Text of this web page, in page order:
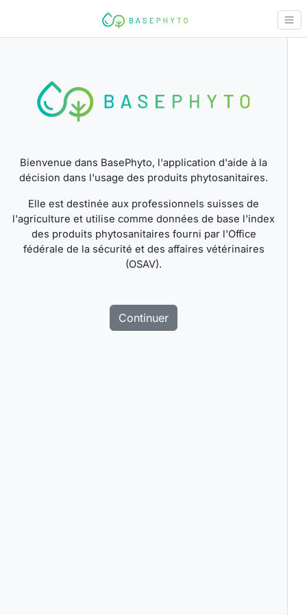
Bienvenue dans BasePhyto, l'application d'aide à la
décision dans l'usage des produits phytosanitaires.
Elle est destinée aux professionnels suisses de
l'agriculture et utilise comme données de base l'index
des produits phytosanitaires fourni par l'Office
fédérale de la sécurité et des affaires vétérinaires
(OSAV).
Continuer